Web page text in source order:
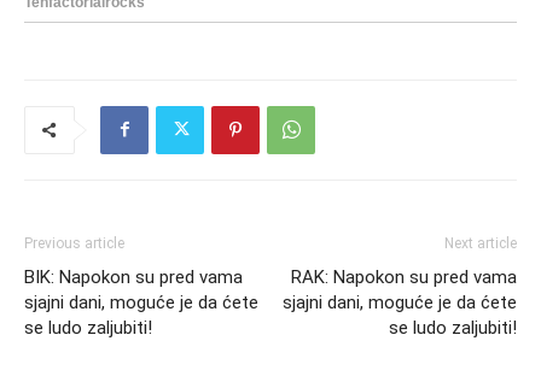
Previous article
BIK: Napokon su pred vama
sjajni dani, moguće je da ćete
se ludo zaljubiti!
Next article
RAK: Napokon su pred vama
sjajni dani, moguće je da ćete
se ludo zaljubiti!